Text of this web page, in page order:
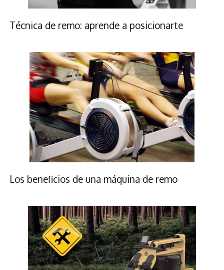
Técnica de remo: aprende a posicionarte
Los beneficios de una máquina de remo